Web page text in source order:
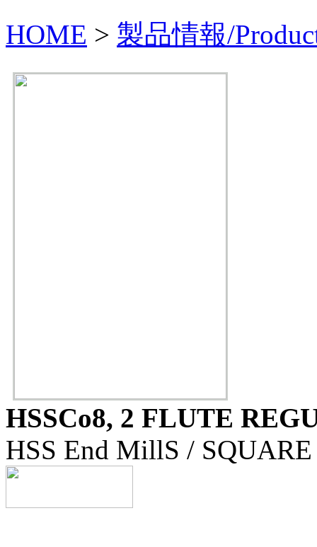
HOME > 製品情報/
HSSCo8, 2 FLUTE
HSS End MillS / SQUARE